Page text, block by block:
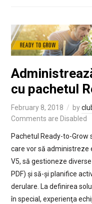
cu pachetul
February 8, 2018 by
Comments are Disabled
Pachetul Ready-to-Grow
care vor să administreze
V5, să gestioneze
PDF) și să-și planifice
derulare. La definirea
în special, experienţa